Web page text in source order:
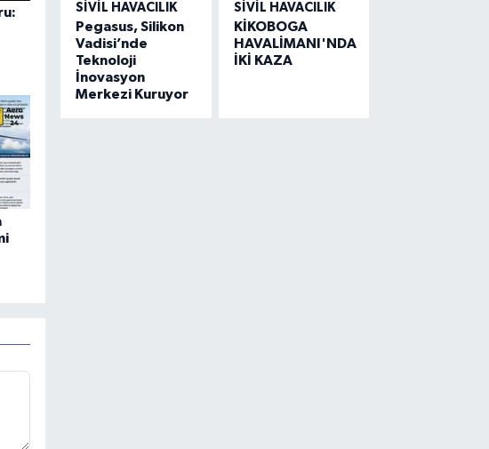
SIVIL HAVACILIK
Pegasus, Silikon
Vadisi’nde
Teknoloji
İnovasyon
Merkezi Kuruyor
SIVIL HAVACILIK
KİKOBOGA
HAVALİMANI'NDA
İKİ KAZA